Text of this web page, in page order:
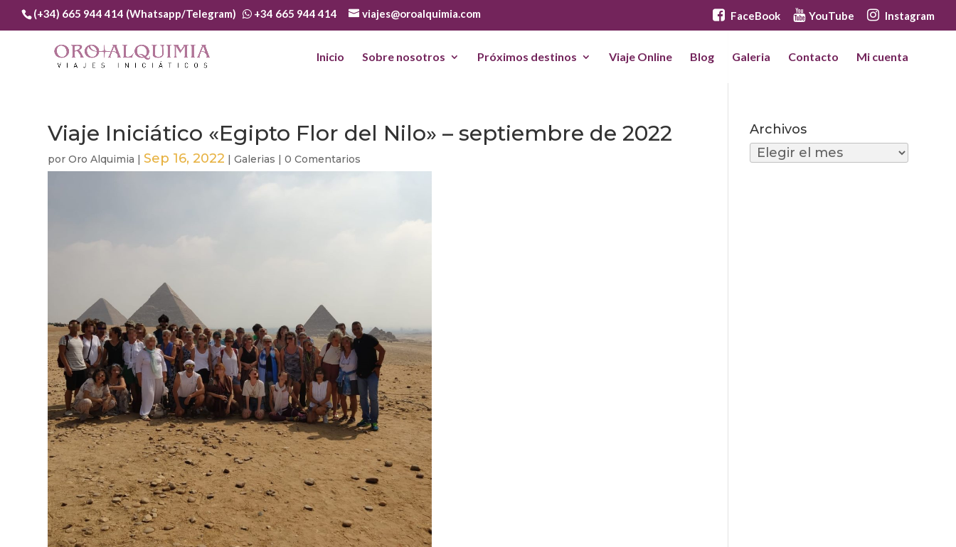
(+34) 665 944 414 (Whatsapp/Telegram) +34 665 944 414 viajes@oroalquimia.com FaceBook YouTube Instagram
Inicio Sobre nosotros Próximos destinos Viaje Online Blog Galeria Contacto Mi cuenta
Viaje Iniciático «Egipto Flor del Nilo» – septiembre de 2022
porOro Alquimia | Sep 16, 2022 |Galerias |0 Comentarios
Archivos
Archivos